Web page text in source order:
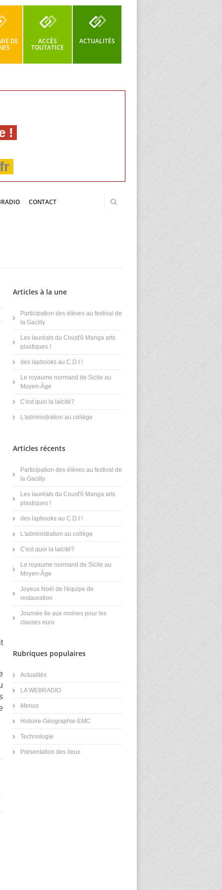
DE ACCÈS
TOUTATICE
ACTUALITÉS
!
CONTACT
Articles à la une
Participation des élèves au festival de
la Gacilly
Les lauréats du Coust'ô Manga arts
plastiques !
des lapbooks au C.D.I !
Le royaume normand de Sicile au
Moyen-Âge
C'est quoi la laïcité?
L'administration au collège
Articles récents
Participation des élèves au festival de
la Gacilly
Les lauréats du Coust'ô Manga arts
plastiques !
des lapbooks au C.D.I !
L'administration au collège
C'est quoi la laïcité?
Le royaume normand de Sicile au
Moyen-Âge
Joyeux Noël de l'équipe de
restauration
Journée Ile aux moines pour les
classes euro
Rubriques populaires
Actualités
LA WEBRADIO
Menus
Histoire-Géographie-EMC
Technologie
Présentation des lieux